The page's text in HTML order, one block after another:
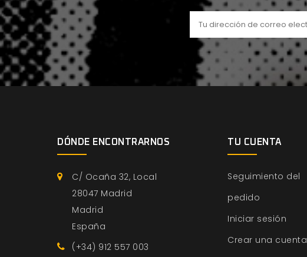
DÓNDE ENCONTRARNOS
C/ Ocaña 32, Local
28047 Madrid
Madrid
España
(+34) 912 557 003
TU CUENTA
Seguimiento del
pedido
Iniciar sesión
Crear una cuenta